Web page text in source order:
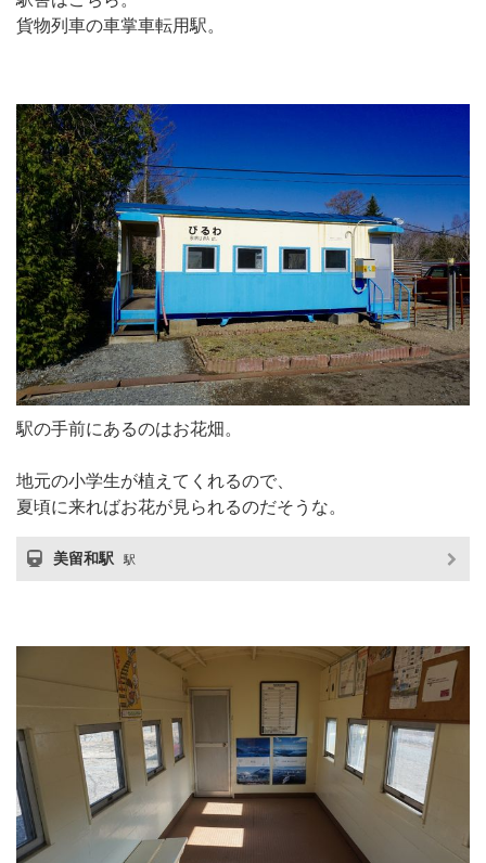
貨物列車の車掌車転用駅。
駅の手前にあるのはお花畑。
地元の小学生が植えてくれるので、
夏頃に来ればお花が見られるのだそうな。
美留和駅 駅